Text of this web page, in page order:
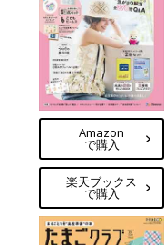
Amazon
で購入
楽天ブックス
で購入